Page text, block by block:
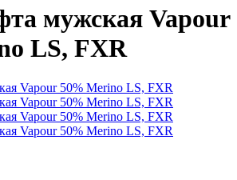
мужская Vapour
LS, FXR